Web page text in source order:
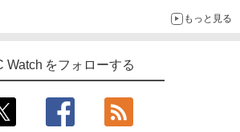
古ノートパソコン 第11世代 Core i5 メモ
リ16GB M.2 SSD256GB 13.3インチ フ
Wi-Fi Bluetooth Windows11 東芝 dyna
book G83/HS 初期設定済 すぐ使える 90
￥124,800
【楽天1位】 ワイヤレス モバイルモニタ
hバッテリー 自立スタンド ポータブルモ
ニター IPS液晶パネル 非光沢画面 薄型
ホなど対応
もっと見る
Watch をフォローする